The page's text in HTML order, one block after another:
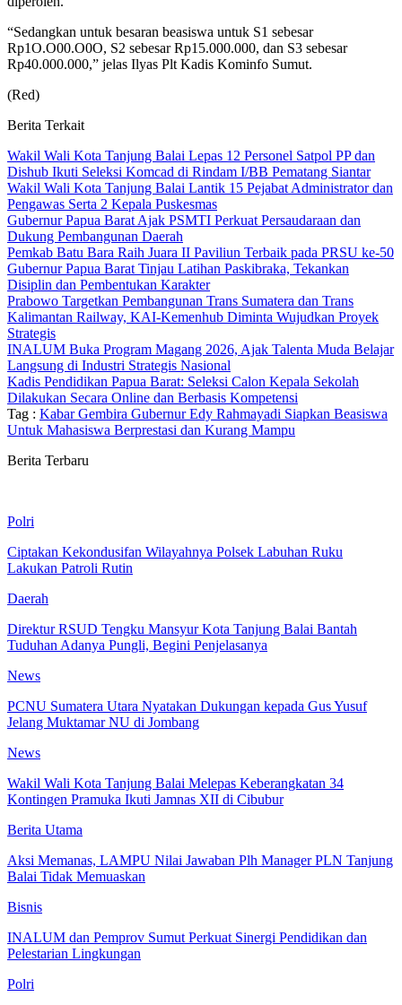
“Sedangkan untuk besaran beasiswa untuk S1 sebesar
Rp1O.O00.O0O, S2 sebesar Rp15.000.000, dan S3 sebesar
Rp40.000.000,” jelas Ilyas Plt Kadis Kominfo Sumut.
(Red)
Berita Terkait
Wakil Wali Kota Tanjung Balai Lepas 12 Personel Satpol PP dan
Dishub Ikuti Seleksi Komcad di Rindam I/BB Pematang Siantar
Wakil Wali Kota Tanjung Balai Lantik 15 Pejabat Administrator dan
Pengawas Serta 2 Kepala Puskesmas
Gubernur Papua Barat Ajak PSMTI Perkuat Persaudaraan dan
Dukung Pembangunan Daerah
Pemkab Batu Bara Raih Juara II Paviliun Terbaik pada PRSU ke-50
Gubernur Papua Barat Tinjau Latihan Paskibraka, Tekankan
Disiplin dan Pembentukan Karakter
Prabowo Targetkan Pembangunan Trans Sumatera dan Trans
Kalimantan Railway, KAI-Kemenhub Diminta Wujudkan Proyek
Strategis
INALUM Buka Program Magang 2026, Ajak Talenta Muda Belajar
Langsung di Industri Strategis Nasional
Kadis Pendidikan Papua Barat: Seleksi Calon Kepala Sekolah
Dilakukan Secara Online dan Berbasis Kompetensi
Tag : Kabar Gembira Gubernur Edy Rahmayadi Siapkan Beasiswa
Untuk Mahasiswa Berprestasi dan Kurang Mampu
Berita Terbaru
Polri
Ciptakan Kekondusifan Wilayahnya Polsek Labuhan Ruku
Lakukan Patroli Rutin
Daerah
Direktur RSUD Tengku Mansyur Kota Tanjung Balai Bantah
Tuduhan Adanya Pungli, Begini Penjelasanya
News
PCNU Sumatera Utara Nyatakan Dukungan kepada Gus Yusuf
Jelang Muktamar NU di Jombang
News
Wakil Wali Kota Tanjung Balai Melepas Keberangkatan 34
Kontingen Pramuka Ikuti Jamnas XII di Cibubur
Berita Utama
Aksi Memanas, LAMPU Nilai Jawaban Plh Manager PLN Tanjung
Balai Tidak Memuaskan
Bisnis
INALUM dan Pemprov Sumut Perkuat Sinergi Pendidikan dan
Pelestarian Lingkungan
Polri